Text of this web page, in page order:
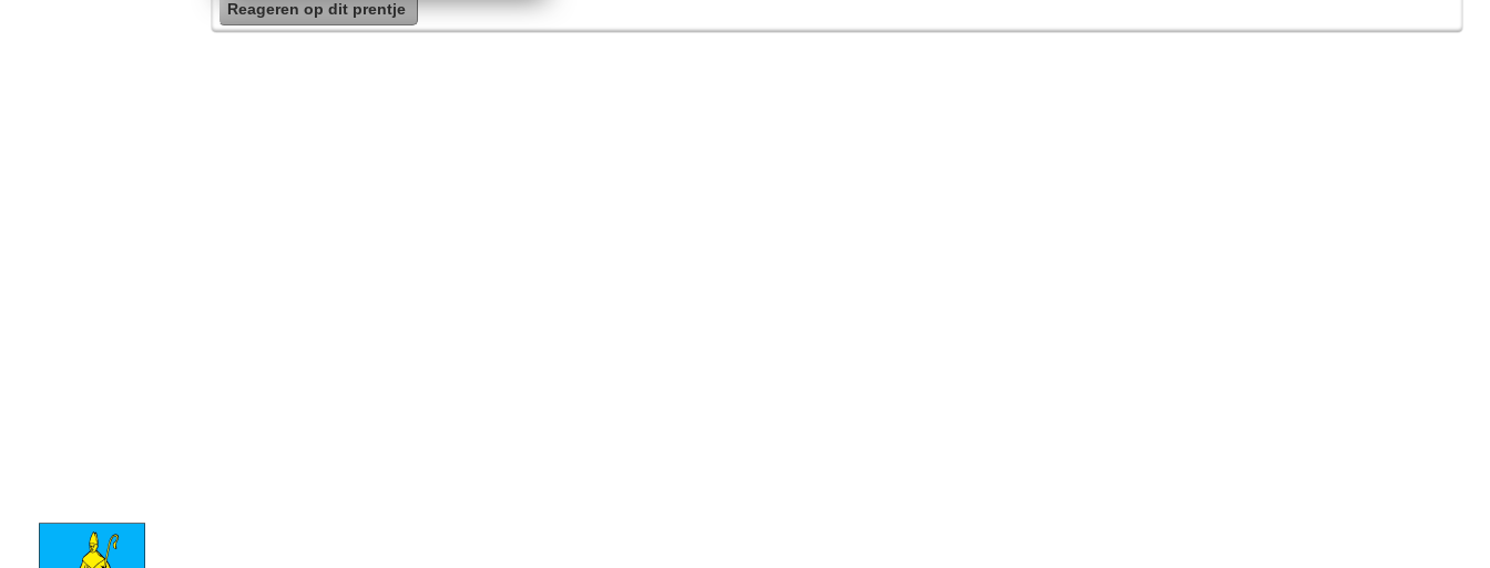
Reageren op dit prentje